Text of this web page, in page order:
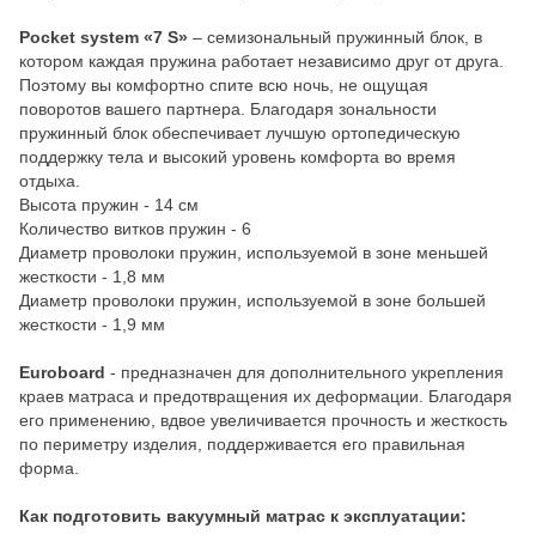
Pocket system «7 S» – семизональный пружинный блок, в
котором каждая пружина работает независимо друг от друга.
Поэтому вы комфортно спите всю ночь, не ощущая
поворотов вашего партнера. Благодаря зональности
пружинный блок обеспечивает лучшую ортопедическую
поддержку тела и высокий уровень комфорта во время
отдыха.
Высота пружин - 14 см
Количество витков пружин - 6
Диаметр проволоки пружин, используемой в зоне меньшей
жесткости - 1,8 мм
Диаметр проволоки пружин, используемой в зоне большей
жесткости - 1,9 мм
Euroboard - предназначен для дополнительного укрепления
краев матраса и предотвращения их деформации. Благодаря
его применению, вдвое увеличивается прочность и жесткость
по периметру изделия, поддерживается его правильная
форма.
Как подготовить вакуумный матрас к эксплуатации: